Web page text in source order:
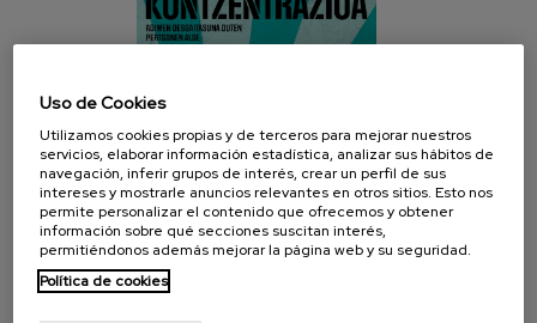
Uso de Cookies
Utilizamos cookies propias y de terceros para mejorar nuestros
servicios, elaborar información estadística, analizar sus hábitos de
navegación, inferir grupos de interés, crear un perfil de sus
intereses y mostrarle anuncios relevantes en otros sitios. Esto nos
permite personalizar el contenido que ofrecemos y obtener
información sobre qué secciones suscitan interés,
permitiéndonos además mejorar la página web y su seguridad.
Política de cookies